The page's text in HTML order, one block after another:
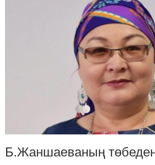
Б.Жаншаеваның